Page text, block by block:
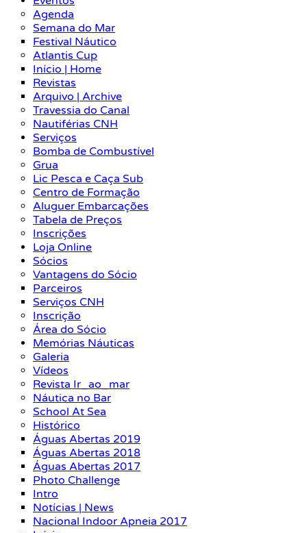
Agenda
Semana do Mar
Festival Náutico
Atlantis Cup
Início | Home
Revistas
Arquivo | Archive
Travessia do Canal
Nautiférias CNH
Serviços
Bomba de Combustível
Grua
Lic Pesca e Caça Sub
Centro de Formação
Aluguer Embarcações
Tabela de Preços
Inscrições
Loja Online
Sócios
Vantagens do Sócio
Parceiros
Serviços CNH
Inscrição
Área do Sócio
Memórias Náuticas
Galeria
Vídeos
Revista Ir_ao_mar
Náutica no Bar
School At Sea
Histórico
Águas Abertas 2019
Águas Abertas 2018
Águas Abertas 2017
Photo Challenge
Intro
Notícias | News
Nacional Indoor Apneia 2017